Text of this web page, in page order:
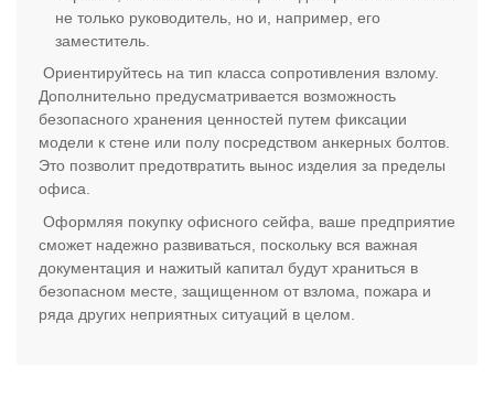
не только руководитель, но и, например, его
заместитель.
Ориентируйтесь на тип класса сопротивления взлому.
Дополнительно предусматривается возможность
безопасного хранения ценностей путем фиксации
модели к стене или полу посредством анкерных болтов.
Это позволит предотвратить вынос изделия за пределы
офиса.
Оформляя покупку офисного сейфа, ваше предприятие
сможет надежно развиваться, поскольку вся важная
документация и нажитый капитал будут храниться в
безопасном месте, защищенном от взлома, пожара и
ряда других неприятных ситуаций в целом.